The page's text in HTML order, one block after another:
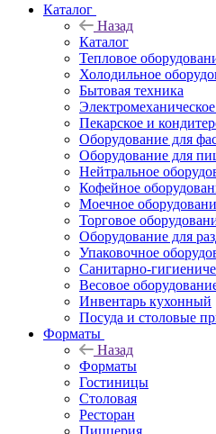
Каталог
Назад
Каталог
Тепловое
Холодильное
Бытовая техника
Пекарское и
Оборудование для
Оборудование для
Нейтральное
Кофейное
Моечное
Торговое
Оборудование для
Упаковочное
Санитарно-
Весовое
Инвентарь кухонный
Посуда и столовые
Форматы
Назад
Форматы
Гостиницы
Столовая
Ресторан
Пиццерия